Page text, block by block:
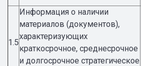
1.5
Информация о наличии
материалов (документов),
характеризующих
краткосрочное, среднесрочное
и долгосрочное стратегическое